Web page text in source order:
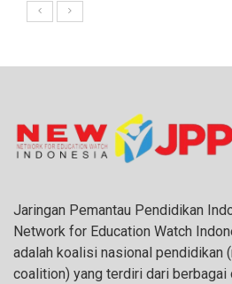
Jaringan Pemantau Pendidikan
Network for Education Watch
adalah koalisi nasional pendidikan
coalition) yang terdiri dari